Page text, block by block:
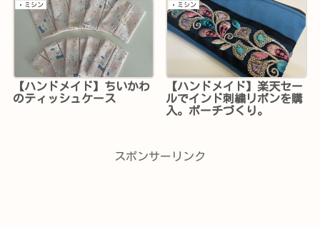
・ミシン
【ハンドメイド】ちいかわ
のティッシュケース
・ミシン
【ハンドメイド】楽天セー
ルでインド刺繍リボンを購
入。ポーチづくり。
スポンサーリンク